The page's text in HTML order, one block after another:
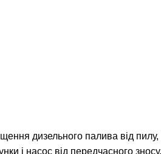
дизельного палива від
і насос від передчасного зносу.